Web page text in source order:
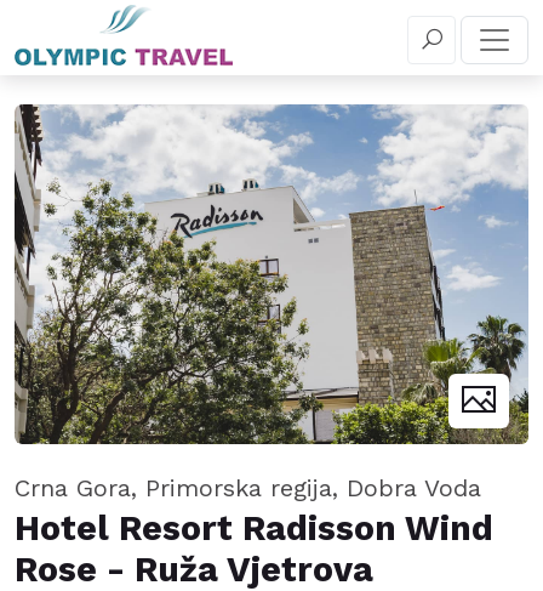
+381 11 655 5 030
Crna Gora, Primorska regija, Dobra Voda
Hotel Resort Radisson Wind
Rose - Ruža Vjetrova